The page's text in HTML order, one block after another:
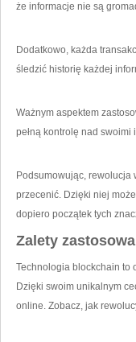
że informacje ⁣nie są
Dodatkowo, każda
śledzić ‌historię każdej
Ważnym aspektem
pełną kontrolę nad
Podsumowując,
przecenić. Dzięki niej
dopiero początek tych
Zalety
Technologia blockchain to
Dzięki swoim unikalnym
‍online. Zobacz, jak